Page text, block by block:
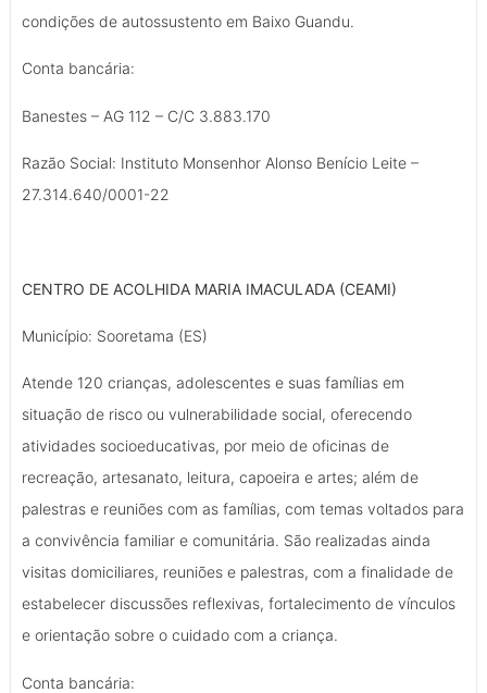
condições de autossustento em Baixo Guandu.
Conta bancária:
Banestes – AG 112 – C/C 3.883.170
Razão Social: Instituto Monsenhor Alonso Benício Leite –
27.314.640/0001-22
CENTRO DE ACOLHIDA MARIA IMACULADA (CEAMI)
Município: Sooretama (ES)
Atende 120 crianças, adolescentes e suas famílias em
situação de risco ou vulnerabilidade social, oferecendo
atividades socioeducativas, por meio de oficinas de
recreação, artesanato, leitura, capoeira e artes; além de
palestras e reuniões com as famílias, com temas voltados para
a convivência familiar e comunitária. São realizadas ainda
visitas domiciliares, reuniões e palestras, com a finalidade de
estabelecer discussões reflexivas, fortalecimento de vínculos
e orientação sobre o cuidado com a criança.
Conta bancária: